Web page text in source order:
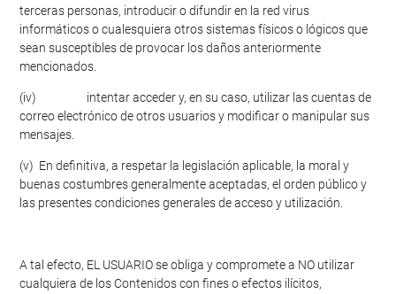
terceras personas, introducir o difundir en la red virus
informáticos o cualesquiera otros sistemas físicos o lógicos que
sean susceptibles de provocar los daños anteriormente
mencionados.
(iv) intentar acceder y, en su caso, utilizar las cuentas de
correo electrónico de otros usuarios y modificar o manipular sus
mensajes.
(v) En definitiva, a respetar la legislación aplicable, la moral y
buenas costumbres generalmente aceptadas, el orden público y
las presentes condiciones generales de acceso y utilización.
A tal efecto, EL USUARIO se obliga y compromete a NO utilizar
cualquiera de los Contenidos con fines o efectos ilícitos,